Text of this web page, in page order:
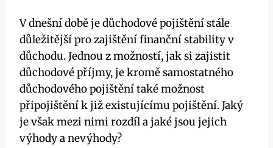
V dnešní době je důchodové pojištění stále
důležitější pro zajištění finanční stability v
důchodu. Jednou z možností, jak si zajistit
důchodové příjmy, je kromě samostatného
důchodového pojištění také možnost
připojištění k již existujícímu pojištění. Jaký
je však mezi nimi rozdíl a jaké jsou jejich
výhody a nevýhody?